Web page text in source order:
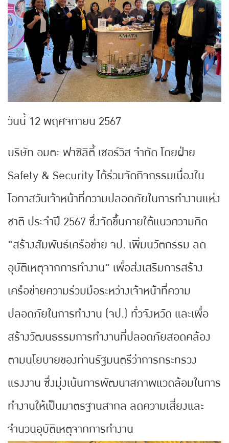
วันนี้ 12 พฤศจิกายน 2567
บริษัท อมตะ ฟาซิลิตี้ เซอร์วิส จำกัด โดยฝ่าย
Safety & Security ได้ร่วมจัดกิจกรรมเนื่องใน
โอกาสวันเจ้าหน้าที่ความปลอดภัยในการทำงานแห่ง
ชาติ ประจำปี 2567 ซึ่งจัดขึ้นภายใต้แนวความคิด
"สร้างสัมพันธ์เครือข่าย จป. เพิ่มนวัตกรรม ลด
อุบัติเหตุจากการทำงาน" เพื่อส่งเสริมการสร้าง
เครือข่ายความร่วมมือระหว่างเจ้าหน้าที่ความ
ปลอดภัยในการทำงาน (จป.) ทั่วจังหวัด และเพื่อ
สร้างวัฒนธรรมการทำงานที่ปลอดภัยสอดคล้อง
ตามนโยบายของท่านรัฐมนตรีว่าการกระทรวง
แรงงาน ซึ่งมุ่งเน้นการพัฒนาสภาพแวดล้อมในการ
ทำงานให้เป็นมาตรฐานสากล ลดความเสี่ยงและ
จำนวนอุบัติเหตุจากการทำงาน